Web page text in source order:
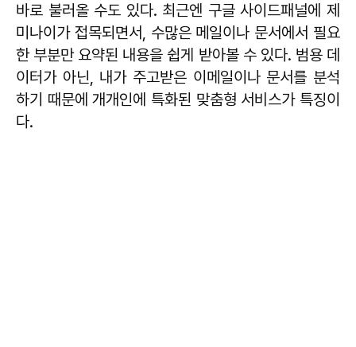
바로 불러올 수도 있다. 최근엔 구글 사이드패널에 제
미나이가 접목되면서, 수많은 메일이나 문서에서 필요
한 부분만 요약된 내용을 쉽게 받아볼 수 있다. 범용 데
이터가 아닌, 내가 주고받은 이메일이나 문서를 분석
하기 때문에 개개인에 특화된 맞춤형 서비스가 특징이
다.